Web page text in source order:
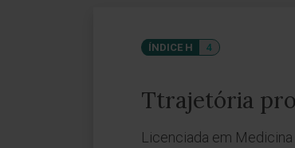
ÍNDICE H 4
Ttrajetória
Licenciada em Medicina